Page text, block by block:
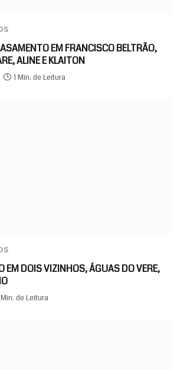
EM FRANCISCO BELTRÃO,
ALINE E KLAITON
1 Min. de Leitura
EM DOIS VIZINHOS, ÁGUAS DO VERE,
Min. de Leitura